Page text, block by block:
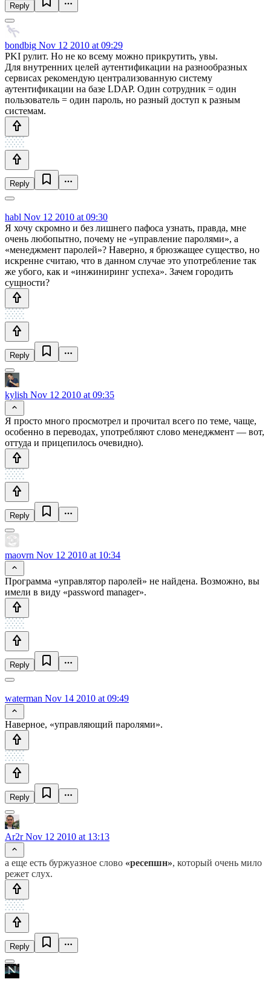
Reply
bondbig Nov 12 2010 at 09:29
PKI рулит. Но не ко всему можно прикрутить, увы.
Для внутренних целей аутентификации на разнообразных
сервисах рекомендую централизованную систему
аутентификации на базе LDAP. Один сотрудник = один
пользователь = один пароль, но разный доступ к разным
системам.
Reply
habl Nov 12 2010 at 09:30
Я хочу скромно и без лишнего пафоса узнать, правда, мне
очень любопытно, почему не «управление паролями», а
«менеджмент паролей»? Наверно, я брюзжащее существо, но
искренне считаю, что в данном случае это употребление так
же убого, как и «инжиниринг успеха». Зачем городить
сущности?
Reply
kylish Nov 12 2010 at 09:35
Я просто много просмотрел и прочитал всего по теме, чаще,
особенно в переводах, употребляют слово менеджмент — вот,
оттуда и прицепилось очевидно).
Reply
maovrn Nov 12 2010 at 10:34
Программа «управлятор паролей» не найдена. Возможно, вы
имели в виду «password manager».
Reply
waterman Nov 14 2010 at 09:49
Наверное, «управляющий паролями».
Reply
Ar2rNov 12 2010 at 13:13
а еще есть буржуазное слово «ресепшн», который очень мило
режет слух.
Reply